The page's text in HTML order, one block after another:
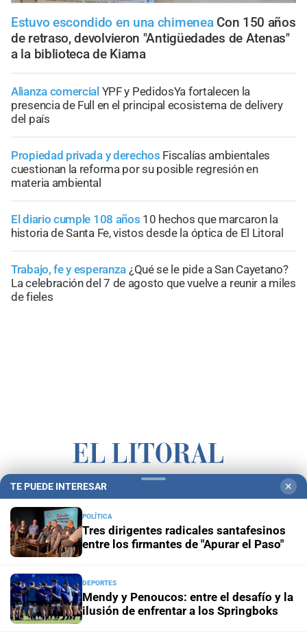
Estuvo escondido en una chimenea Con 150 años
de retraso, devolvieron "Antigüedades de Atenas"
a la biblioteca de Kiama
Alianza comercial YPF y PedidosYa fortalecen la
presencia de Full en el principal ecosistema de delivery
del país
Propiedad privada y derechos Fiscalías ambientales
cuestionan la reforma por su posible regresión en
materia ambiental
El diario cumple 108 años 10 hechos que marcaron la
historia de Santa Fe, vistos desde la óptica de El Litoral
Trabajo, fe y esperanza ¿Qué se le pide a San Cayetano?
La celebración del 7 de agosto que vuelve a reunir a miles
de fieles
Campolitoral Revista Nosotros Clasificados CYD Litoral
Podcasts Mirador Provincial
Notife Educacion SF
TE PUEDE INTERESAR ✕
POLÍTICA
Tres dirigentes radicales santafesinos
entre los firmantes de "Apurar el Paso"
DEPORTES
Mendy y Penoucos: entre el desafío y la
ilusión de enfrentar a los Springboks